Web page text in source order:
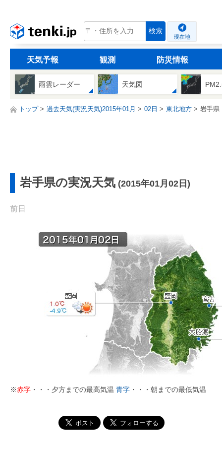
tenki.jp 検索
現在地
天気予報 観測 防災情報
雨雲レーダー 天気図
トップ 過去天気(実況天気)2015年01月 02日 東北地方 岩手県
岩手県の実況天気 (2015年01月02日)
前日
※赤字 ・・・夕方までの最高気温 青字 ・・・朝までの最低気温